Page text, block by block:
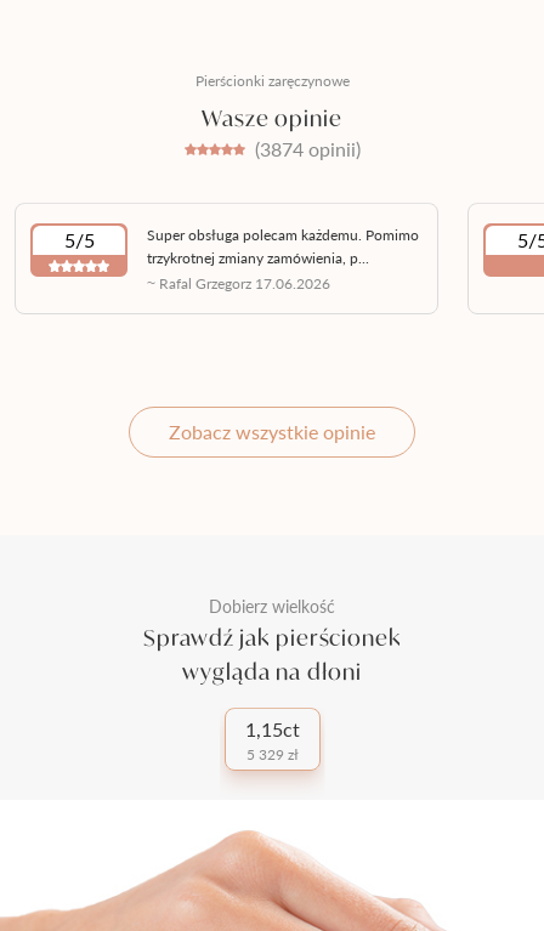
Pierścionki zaręczynowe
Wasze opinie
(3874 opinii)
5/5
Super obsługa polecam każdemu. Pomimo
trzykrotnej zmiany zamówienia, p...
~ Rafal Grzegorz 17.06.2026
5/
Zobacz wszystkie opinie
Dobierz wielkość
Sprawdź jak pierścionek
wygląda na dłoni
1,15ct
5 329 zł